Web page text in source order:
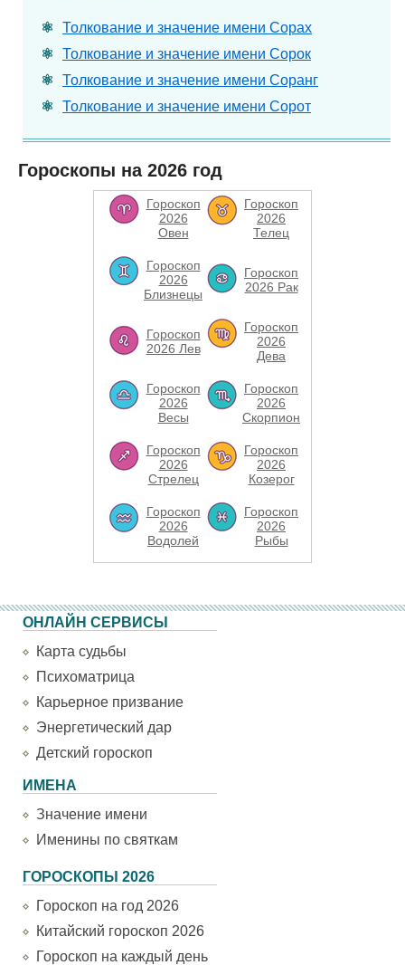
Толкование и значение имени Сорах
Толкование и значение имени Сорок
Толкование и значение имени Соранг
Толкование и значение имени Сорот
Гороскопы на 2026 год
Гороскоп
2026
Овен
Гороскоп
2026
Телец
Гороскоп
2026
Близнецы
Гороскоп
2026 Рак
Гороскоп
2026 Лев
Гороскоп
2026
Дева
Гороскоп
2026
Весы
Гороскоп
2026
Скорпион
Гороскоп
2026
Стрелец
Гороскоп
2026
Козерог
Гороскоп
2026
Водолей
Гороскоп
2026
Рыбы
ОНЛАЙН СЕРВИСЫ
Карта судьбы
Психоматрица
Карьерное призвание
Энергетический дар
Детский гороскоп
ИМЕНА
Значение имени
Именины по святкам
ГОРОСКОПЫ 2026
Гороскоп на год 2026
Китайский гороскоп 2026
Гороскоп на каждый день